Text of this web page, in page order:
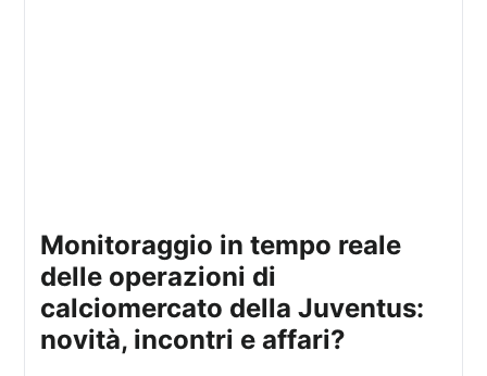
Monitoraggio in tempo reale
delle operazioni di
calciomercato della Juventus:
novità, incontri e affari?